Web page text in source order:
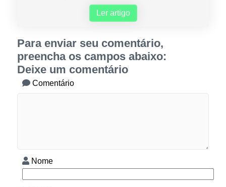
Ler artigo
Para enviar seu comentário,
preencha os campos abaixo:
Deixe um comentário
Comentário
Nome